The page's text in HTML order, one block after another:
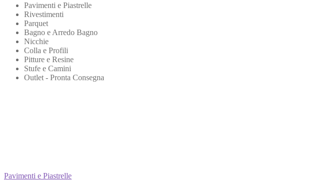
Pavimenti e Piastrelle
Rivestimenti
Parquet
Bagno e Arredo Bagno
Nicchie
Colla e Profili
Pitture e Resine
Stufe e Camini
Outlet - Pronta Consegna
Pavimenti e Piastrelle